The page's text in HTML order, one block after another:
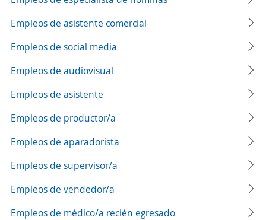
Empleos de asistente comercial
Empleos de social media
Empleos de audiovisual
Empleos de asistente
Empleos de productor/a
Empleos de aparadorista
Empleos de supervisor/a
Empleos de vendedor/a
Empleos de médico/a recién egresado